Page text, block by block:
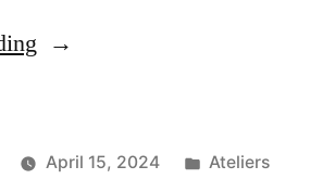
“Méditation
19
April 15, 2024
Posted
Ateliers